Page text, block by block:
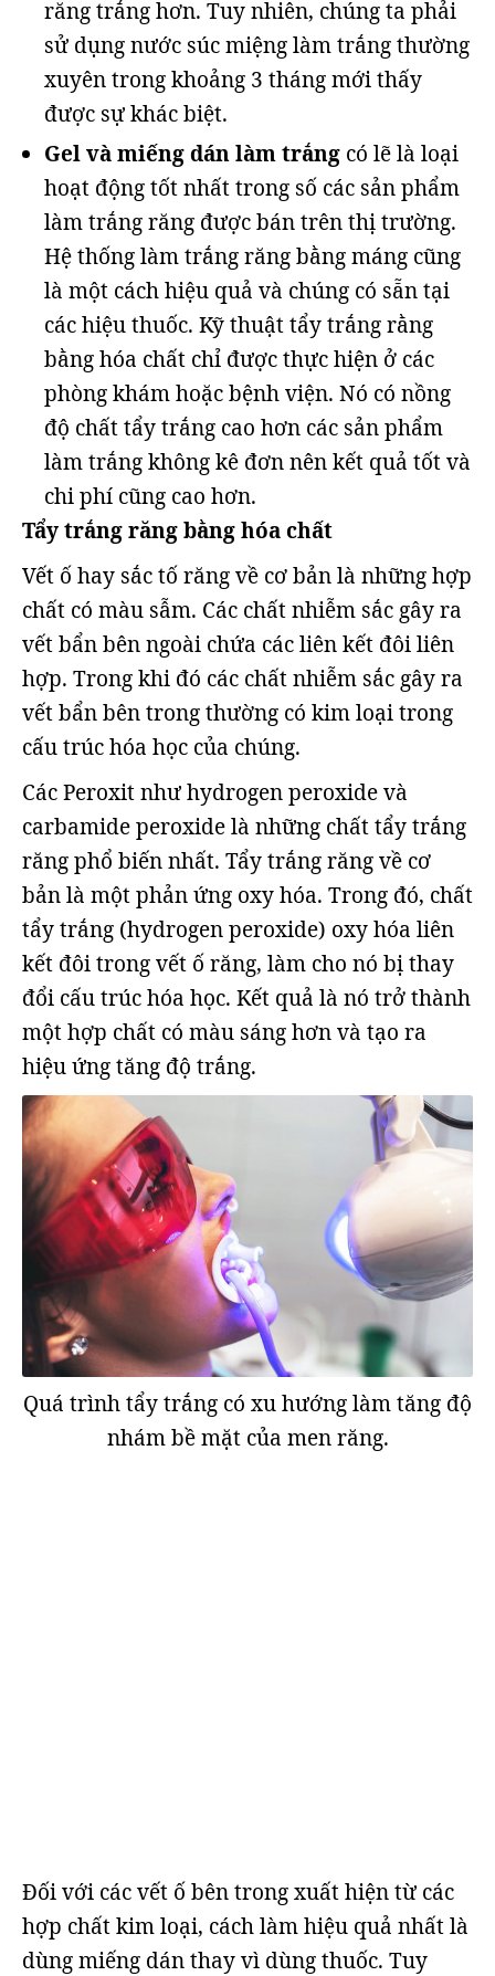
răng trắng hơn. Tuy nhiên, chúng ta phải
sử dụng nước súc miệng làm trắng thường
xuyên trong khoảng 3 tháng mới thấy
được sự khác biệt.
Gel và miếng dán làm trắng có lẽ là loại
hoạt động tốt nhất trong số các sản phẩm
làm trắng răng được bán trên thị trường.
Hệ thống làm trắng răng bằng máng cũng
là một cách hiệu quả và chúng có sẵn tại
các hiệu thuốc. Kỹ thuật tẩy trắng rằng
bằng hóa chất chỉ được thực hiện ở các
phòng khám hoặc bệnh viện. Nó có nồng
độ chất tẩy trắng cao hơn các sản phẩm
làm trắng không kê đơn nên kết quả tốt và
chi phí cũng cao hơn.
Tẩy trắng răng bằng hóa chất
Vết ố hay sắc tố răng về cơ bản là những hợp
chất có màu sẫm. Các chất nhiễm sắc gây ra
vết bẩn bên ngoài chứa các liên kết đôi liên
hợp. Trong khi đó các chất nhiễm sắc gây ra
vết bẩn bên trong thường có kim loại trong
cấu trúc hóa học của chúng.
Các Peroxit như hydrogen peroxide và
carbamide peroxide là những chất tẩy trắng
răng phổ biến nhất. Tẩy trắng răng về cơ
bản là một phản ứng oxy hóa. Trong đó, chất
tẩy trắng (hydrogen peroxide) oxy hóa liên
kết đôi trong vết ố răng, làm cho nó bị thay
đổi cấu trúc hóa học. Kết quả là nó trở thành
một hợp chất có màu sáng hơn và tạo ra
hiệu ứng tăng độ trắng.
Quá trình tẩy trắng có xu hướng làm tăng độ
nhám bề mặt của men răng.
Đối với các vết ố bên trong xuất hiện từ các
hợp chất kim loại, cách làm hiệu quả nhất là
dùng miếng dán thay vì dùng thuốc. Tuy